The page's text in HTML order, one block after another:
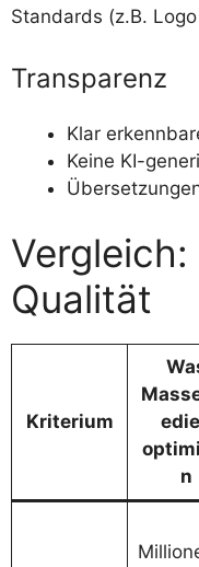
Standards (z.B.
Transparenz
Klar
Keine KI-
Qualität
Kriterium
n